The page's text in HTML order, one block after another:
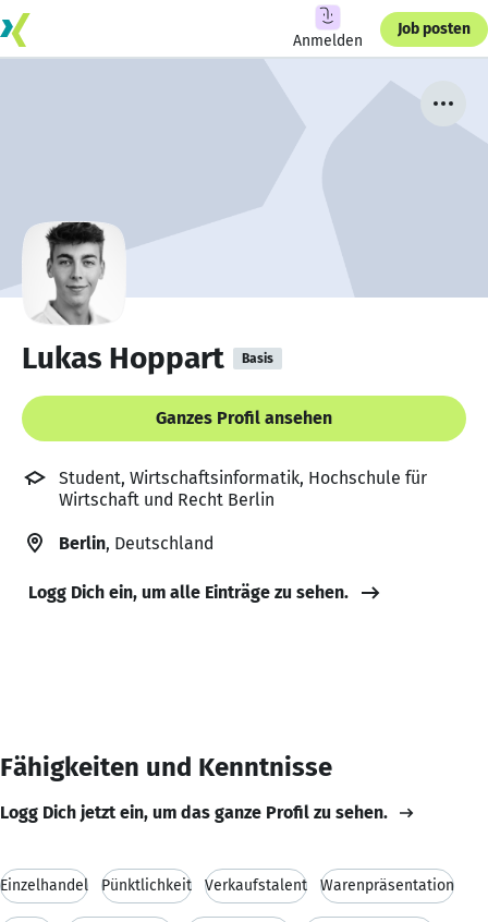
Anmelden
Job posten
Lukas Hoppart Basis
Ganzes Profil ansehen
Student, Wirtschaftsinformatik, Hochschule für
Wirtschaft und Recht Berlin
Berlin, Deutschland
Logg Dich ein, um alle Einträge zu sehen.
Fähigkeiten und Kenntnisse
Logg Dich jetzt ein, um das ganze Profil zu sehen.
Einzelhandel Pünktlichkeit Verkaufstalent Warenpräsentation